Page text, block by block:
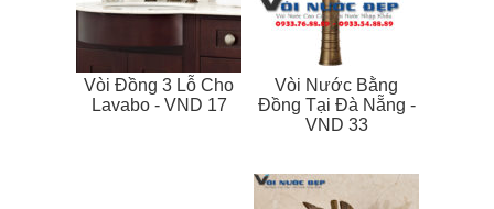
Vòi Đồng 3 Lỗ Cho
Lavabo - VND 17
Vòi Nước Bằng
Đồng Tại Đà Nẵng -
VND 33